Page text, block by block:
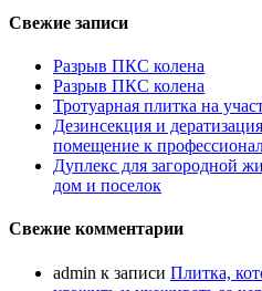
Свежие записи
Разрыв ПКС колена
Разрыв ПКС колена
Тротуарная плитка на
Дезинсекция и
помещение к
Дуплекс для загородной
дом и поселок
Свежие комментарии
admin к записи Плитка,